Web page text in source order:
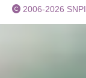
2006-2026 SNPI